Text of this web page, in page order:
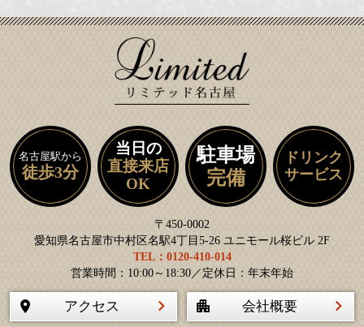
名古屋駅から
徒歩3分
当日の
直接来店
OK
駐車場
完備
ドリンク
サービス
〒450-0002
愛知県名古屋市中村区名駅4丁目5-26 ユニモール桜ビル 2F
TEL：0120-410-014
営業時間：10:00～18:30／定休日：年末年始
アクセス 会社概要